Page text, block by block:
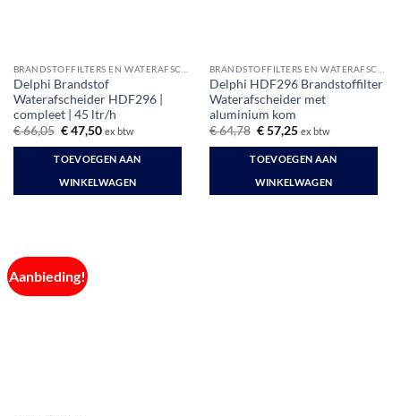
Delphi Brandstof
Waterafscheider HDF296 |
compleet | 45 ltr/h
€66,05 Oorspronkelijke
was:
€ 66,05.
€47,50Huidige
is:
€ 47,50.
ex btw
TOEVOEGEN AAN
WINKELWAGEN
Delphi HDF296 Brandstoffilter
Waterafscheider met
aluminium kom
€64,78 Oorspronkelijke
was:
€ 64,78.
€57,25Huidige
is:
€ 57,25.
ex btw
TOEVOEGEN AAN
WINKELWAGEN
Aanbieding!